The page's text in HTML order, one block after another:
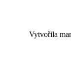
Vytvořila